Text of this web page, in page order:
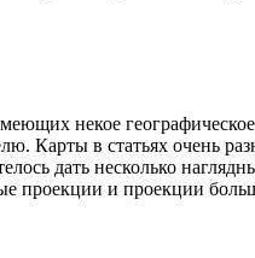
некое
Карты в статьях очень
дать несколько
проекции и проекции